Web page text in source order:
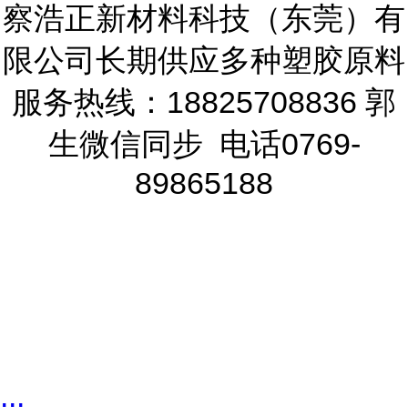
察浩正新材料科技（东莞）有
限公司长期供应多种塑胶原料
服务热线：18825708836 郭
生微信同步 电话0769-
89865188
...